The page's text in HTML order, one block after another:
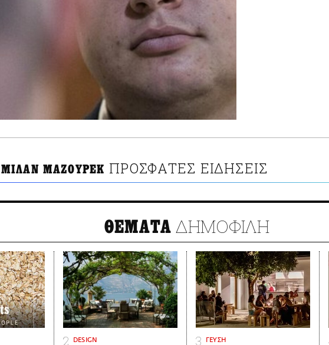
ΜΙΛΑΝ ΜΑΖΟΥΡΕΚ ΠΡΟΣΦΑΤΕΣ ΕΙΔΗΣΕΙΣ
ΘΕΜΑΤΑ ΔΗΜΟΦΙΛΗ
DESIGN ΓΕΥΣΗ